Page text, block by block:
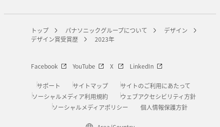
トップ パナソニックグループについて
デザイン
デザイン賞受賞歴
2023年
Facebook YouTube X LinkedIn
サポート サイトマップ
サイトのご利用にあたって
ソーシャルメディア利用規約
ウェブアクセシビリティ方針
ソーシャルメディアポリシー
個人情報保護方針